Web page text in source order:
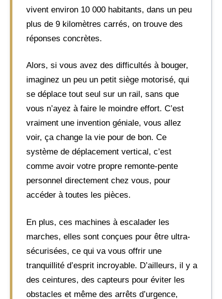
vivent environ 10 000 habitants, dans un peu
plus de 9 kilomètres carrés, on trouve des
réponses concrètes.
Alors, si vous avez des difficultés à bouger,
imaginez un peu un petit siège motorisé, qui
se déplace tout seul sur un rail, sans que
vous n’ayez à faire le moindre effort. C’est
vraiment une invention géniale, vous allez
voir, ça change la vie pour de bon. Ce
système de déplacement vertical, c’est
comme avoir votre propre remonte-pente
personnel directement chez vous, pour
accéder à toutes les pièces.
En plus, ces machines à escalader les
marches, elles sont conçues pour être ultra-
sécurisées, ce qui va vous offrir une
tranquillité d’esprit incroyable. D’ailleurs, il y a
des ceintures, des capteurs pour éviter les
obstacles et même des arrêts d’urgence,